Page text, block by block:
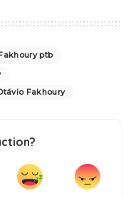
ptb
Fakhoury